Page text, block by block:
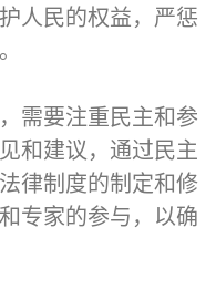
人民的权益，严惩
需要注重民主和参
和建议，通过民主
律制度的制定和修
专家的参与，以确